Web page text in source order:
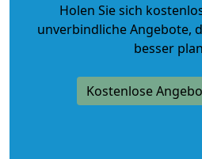
Holen Sie sich
unverbindliche Angebote,
besser
Kostenlose